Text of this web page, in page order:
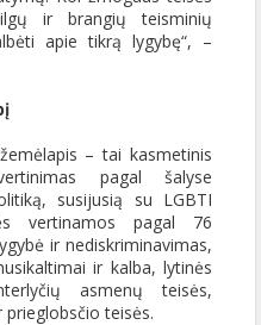
ir brangių teisminių
apie tikrą lygybę“, –
– tai kasmetinis
pagal šalyse
susijusią su LGBTI
vertinamos pagal 76
ir nediskriminavimas,
ir kalba, lytinės
asmenų teisės,
teisės.